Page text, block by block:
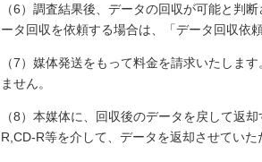
（6）調査結果後、データの回収が可能と判
ータ回収を依頼する場合は、「データ回収依
（7）媒体発送をもって料金を請求いたしま
ません。
（8）本媒体に、回収後のデータを戻して返
R,CD-R等を介して、データを返却させていた